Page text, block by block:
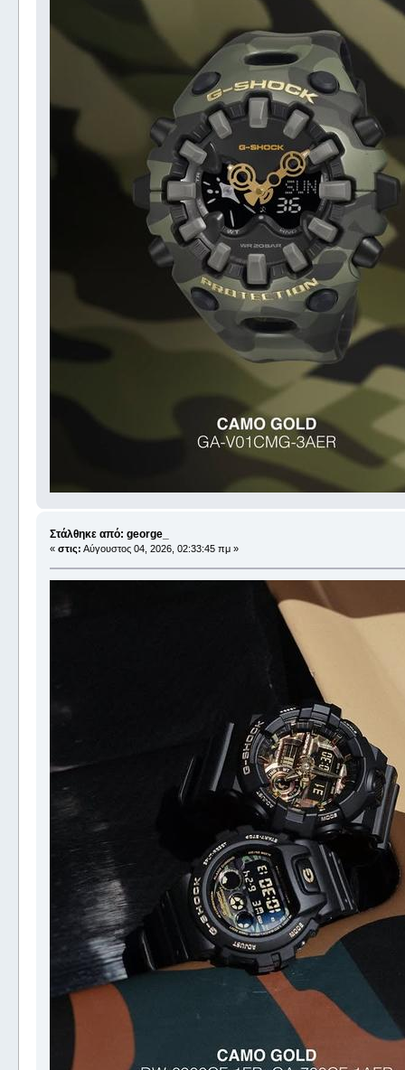
Στάλθηκε από: george_
« στις: Αύγουστος 04, 2026, 02:33:45 πμ »